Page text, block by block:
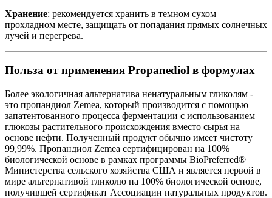
Хранение: рекомендуется хранить в темном сухом
прохладном месте, защищать от попадания прямых солнечных
лучей и перегрева.
Польза от применения Propanediol в формулах
Более экологичная альтернатива ненатуральным гликолям -
это пропандиол Zemea, который производится с помощью
запатентованного процесса ферментации с использованием
глюкозы растительного происхождения вместо сырья на
основе нефти. Полученный продукт обычно имеет чистоту
99,99%. Пропандиол Zemea сертифицирован на 100%
биологической основе в рамках программы BioPreferred®
Министерства сельского хозяйства США и является первой в
мире альтернативой гликолю на 100% биологической основе,
получившей сертификат Ассоциации натуральных продуктов.